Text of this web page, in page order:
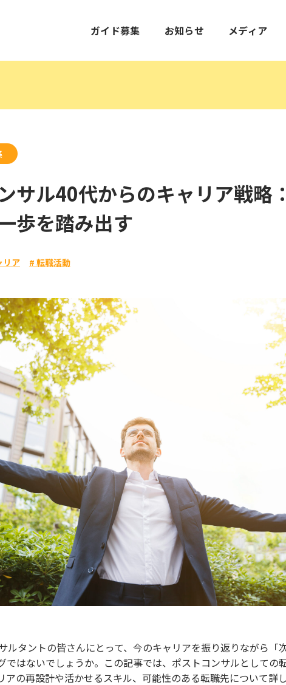
ガイド募集 お知らせ メディア
サル40代からのキャリア戦略
歩を踏み出す
リア # 転職活動
ルタントの皆さんにとって、今のキャリアを振り返りながら「
ではないでしょうか。この記事では、ポストコンサルとしての
アの再設計や活かせるスキル、可能性のある転職先について詳